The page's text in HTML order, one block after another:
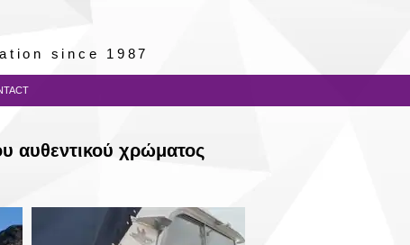
since 1987
αυθεντικού χρώματος